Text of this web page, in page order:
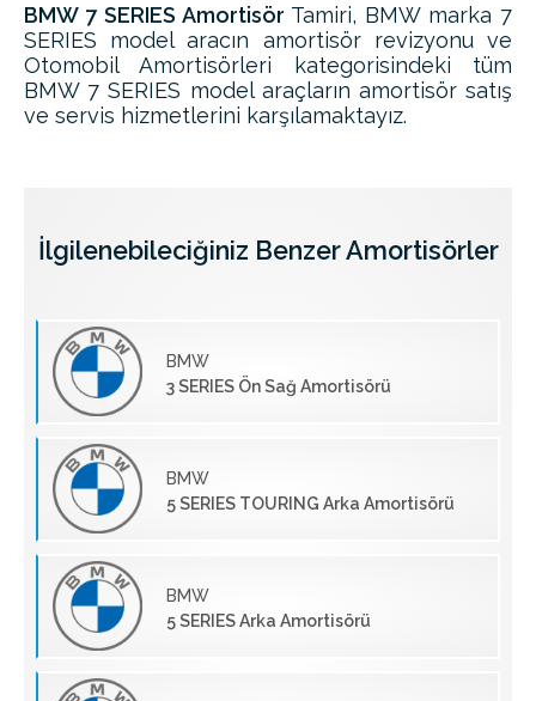
BMW 7 SERIES Amortisör Tamiri, BMW marka 7
SERIES model aracın amortisör revizyonu ve
Otomobil Amortisörleri kategorisindeki tüm
BMW 7 SERIES model araçların amortisör satış
ve servis hizmetlerini karşılamaktayız.
İlgilenebileciğiniz Benzer Amortisörler
BMW
3 SERIES Ön Sağ Amortisörü
BMW
5 SERIES TOURING Arka Amortisörü
BMW
5 SERIES Arka Amortisörü